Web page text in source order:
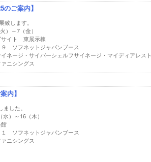
のご案内】
致します。
～7（金）
イト 東展示棟
ソフネットジャパンブース
ージ・サイバーシェルフサイネージ・マイディアレスト
ングス
内】
した。
）～16（木）
ソフネットジャパンブース
ニシングス